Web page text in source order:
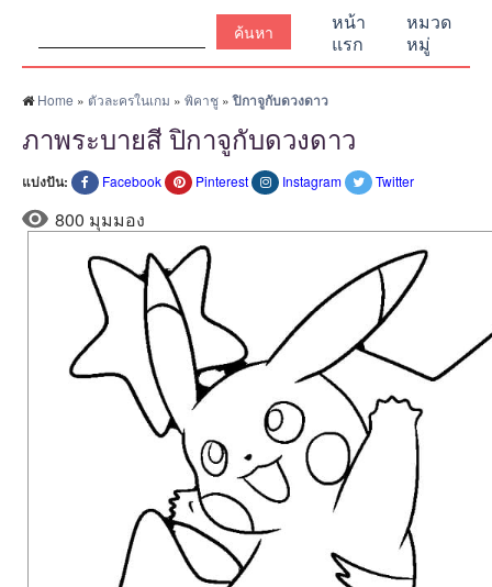
หน้า
แรก
หมวด
หมู่
Home » ตัวละครในเกม » พิคาชู »ปิกาจูกับดวงดาว
ภาพระบายสี ปิกาจูกับดวงดาว
แบ่งปัน: Facebook Pinterest Instagram Twitter
800 มุมมอง